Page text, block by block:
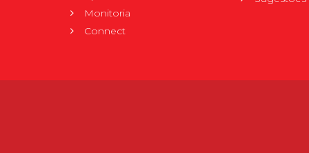
Monitoria
Connect